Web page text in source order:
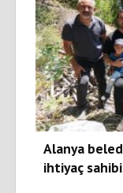
Alanya
ihtiyaç